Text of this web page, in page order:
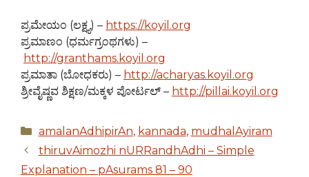
ಪ್ರಮೇಯಂ (ಲಕ್ಷ್ಯ) – https://koyil.org
ಪ್ರಮಾಣಂ (ಧರ್ಮಗ್ರಂಥಗಳು) –
http://granthams.koyil.org
ಪ್ರಮಾತಾ (ಬೋಧಕರು) – http://acharyas.koyil.org
ಶ್ರೀವೈಷ್ಣವ ಶಿಕ್ಷಣ/ಮಕ್ಕಳ ಪೋರ್ಟಲ್ – http://pillai.koyil.org
Categories
amalanAdhipirAn, kannada, mudhalAyiram
thiruvAimozhi nURRandhAdhi – Simple
Explanation – pAsurams 81 – 90